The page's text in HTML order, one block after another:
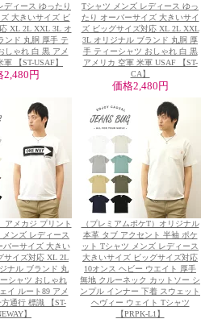
ディース ゆったり
大きいサイズ ビ
XL 2L XXL 3L オ
ンド 丸胴 厚手 テ
しゃれ 白 黒 アメ
【ST-USAF】
2,480円
Tシャツ メンズ レディース ゆっ
たり オーバーサイズ 大きいサイ
ズ ビッグサイズ対応 XL 2L XXL
3L オリジナル ブランド 丸胴 厚
手 ティーシャツ おしゃれ 白 黒
アメリカ 空軍 米軍 USAF 【ST-
CA】
価格2,480円
アメカジ プリント
ンズ レディース
バーサイズ 大きい
サイズ対応 XL 2L
ナル ブランド 丸
シャツ おしゃれ
イ ルート89 アメ
通行 標識 【ST-
】
（プレミアムポケT）オリジナル
本革 タブ アクセント 半袖 ポケ
ット Tシャツ メンズ レディース
大きいサイズ ビッグサイズ対応
10オンス ヘビー ウエイト 厚手
無地 クルーネック カットソー シ
ンプル インナー 下着 スウェット
ヘヴィー ウェイト Tシャツ
【PRPK-L1】